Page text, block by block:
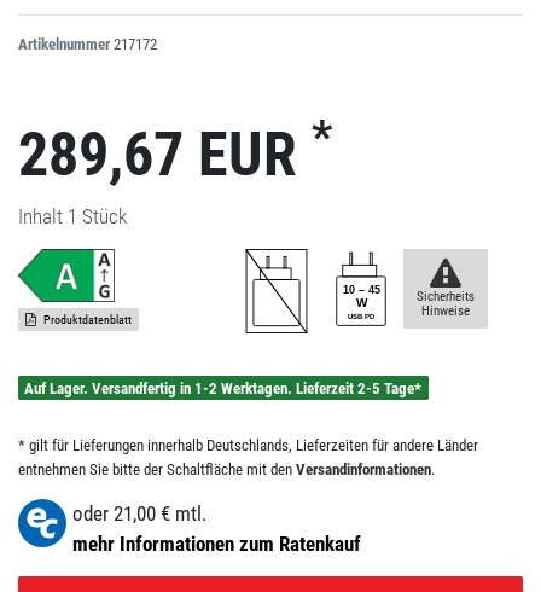
Artikelnummer 217172
289,67 EUR *
Inhalt 1 Stück
Produktdatenblatt
Sicherheits
Hinweise
Auf Lager. Versandfertig in 1-2 Werktagen. Lieferzeit 2-5 Tage*
* gilt für Lieferungen innerhalb Deutschlands, Lieferzeiten für andere Länder
entnehmen Sie bitte der Schaltfläche mit den Versandinformationen.
oder 21,00 € mtl.
mehr Informationen zum Ratenkauf